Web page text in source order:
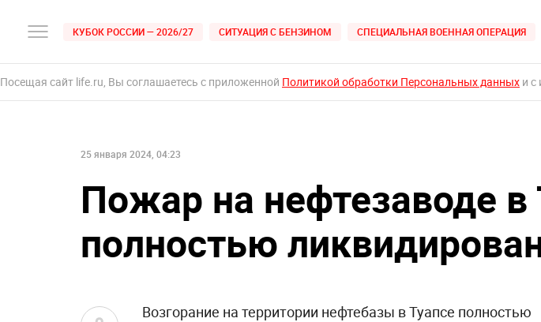
КУБОК РОССИИ — 2026/27 СИТУАЦИЯ С БЕНЗИНОМ СПЕЦИАЛЬНАЯ ВОЕННАЯ ОПЕРАЦИЯ
Посещая сайт life.ru, Вы соглашаетесь с приложенной Политикой обработки Персональных данных и с
25 января 2024, 04:23
Пожар на нефтезаводе в
полностью
Возгорание на территории нефтебазы в Туапсе полностью